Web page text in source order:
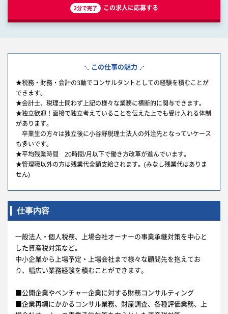
2分で完了 この求人に応募する
この仕事の魅力
★税務・財務・会計の3軸でコンサルタントとしての経験を積むことが
できます。
★会計士、税理士問わず上記の様々な業務に横断的に関与できます。
★独立歓迎！面接で独立考えていることを伝えた上でも受け入れる体制
があります。
卒業生の方々は独立後に小谷野税理士法人の外注先となっていケース
も多いです。
★平均残業時間 20時間/月以下で働き方改革が進んでいます。
★管理職以外の方は残業代全額支給されます。(みなし残業代はありま
せん)
仕事内容
一般法人・個人税務、上場会社オーナーの事業承継対策を中心と
した資産税対策など。
中小企業から上場予定・上場会社まで様々な顧問先を抱えてお
り、幅広い業務経験を積むことができます。
■公開企業やベンチャー企業に対する財務コンサルティング
■企業再編にかかるコンサル業務、財産調査、各種評価業務、上